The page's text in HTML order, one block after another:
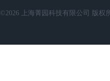
©2026 上海菁园科技有限公司 版权